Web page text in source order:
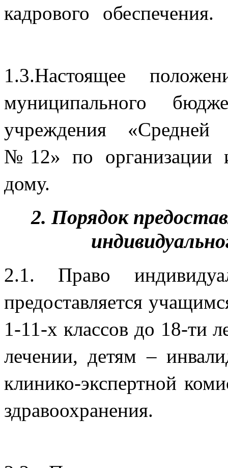
кадрового
1.3.Настоящее
муниципального
учреждения «Средней
№12» по организации
дому.
2. Порядок
2.1. Право
предоставляется
1-11-х классов до 18-ти
лечении, детям –
клинико-экспертной